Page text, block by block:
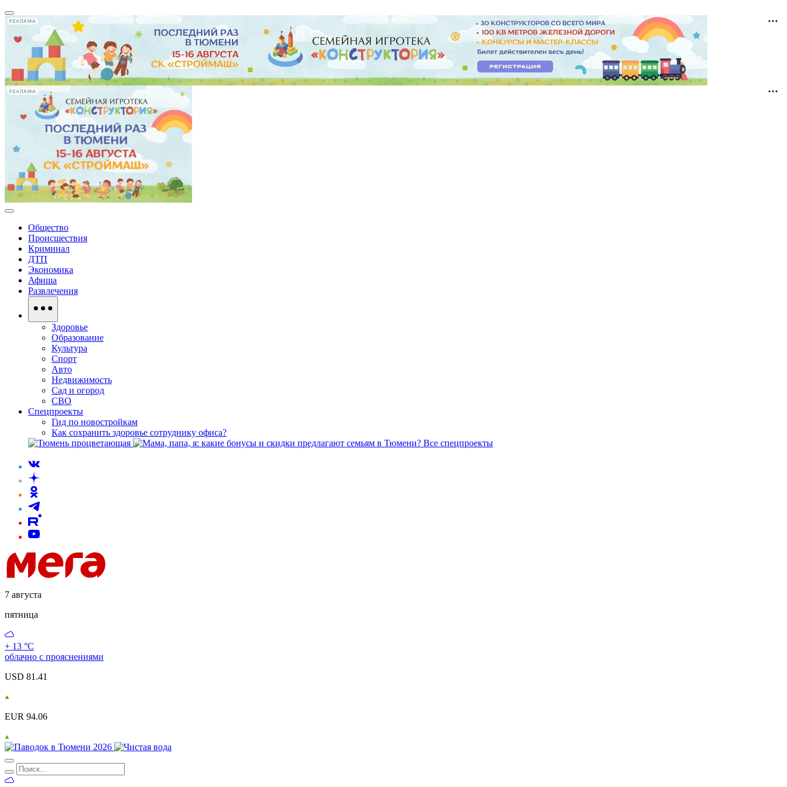
РЕКЛАМА
РЕКЛАМА
Общество
Происшествия
Криминал
ДТП
Экономика
Афиша
Развлечения
Здоровье
Образование
Культура
Спорт
Авто
Недвижимость
Сад и огород
СВО
Спецпроекты
Гид по новостройкам
Как сохранить здоровье сотруднику офиса?
Все спецпроекты
7 августа
пятница
+ 13 °С
облачно с прояснениями
USD 81.41
EUR 94.06